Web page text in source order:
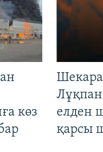
көз
елден
қарсы